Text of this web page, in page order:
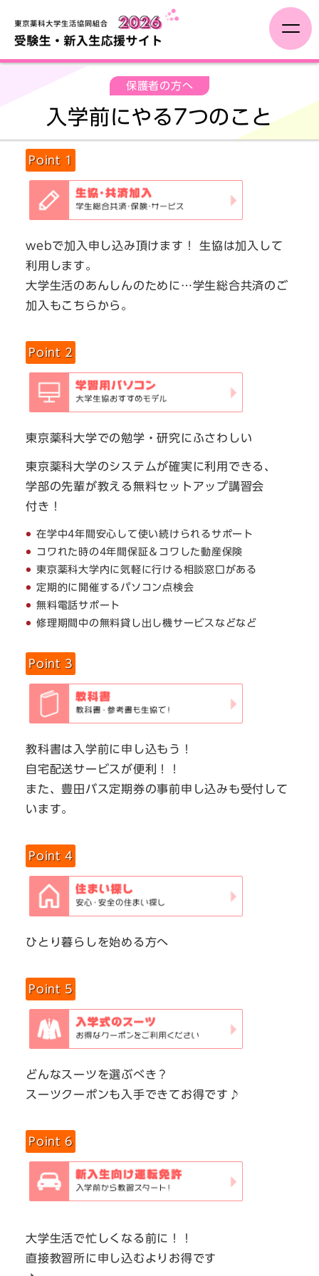
保護者の方へ
一人暮らし
新入生イベント
保護者の方へ
入学前にやる7つのこと
Point 1
webで加入申し込み頂けます！ 生協は加入して
利用します。
大学生活のあんしんのために…学生総合共済のご
加入もこちらから。
Point 2
東京薬科大学での勉学・研究にふさわしい
東京薬科大学のシステムが確実に利用できる、
学部の先輩が教える無料セットアップ講習会
付き！
在学中4年間安心して使い続けられるサポート
コワれた時の4年間保証＆コワした動産保険
東京薬科大学内に気軽に行ける相談窓口がある
定期的に開催するパソコン点検会
無料電話サポート
修理期間中の無料貸し出し機サービスなどなど
Point 3
教科書は入学前に申し込もう！
自宅配送サービスが便利！！
また、豊田バス定期券の事前申し込みも受付して
います。
Point 4
ひとり暮らしを始める方へ
Point 5
どんなスーツを選ぶべき？
スーツクーポンも入手できてお得です♪
Point 6
大学生活で忙しくなる前に！！
直接教習所に申し込むよりお得です